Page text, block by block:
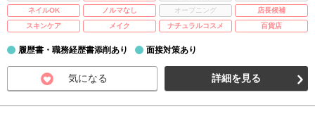
ネイルOK
ノルマなし オープニング
店長候補
スキンケア
メイク ナチュラルコスメ 百貨店
履歴書・職務経歴書添削あり 面接対策あり
気になる 詳細を見る